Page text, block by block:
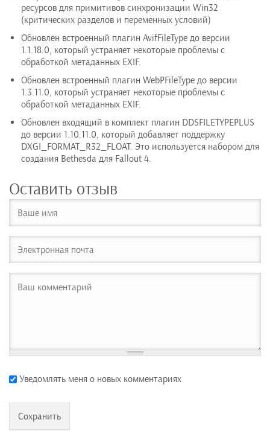
ресурсов для примитивов синхронизации Win32
(критических разделов и переменных условий)
Обновлен встроенный плагин AvifFileType до версии
1.1.18.0, который устраняет некоторые проблемы с
обработкой метаданных EXIF.
Обновлен встроенный плагин WebPFileType до версии
1.3.11.0, который устраняет некоторые проблемы с
обработкой метаданных EXIF.
Обновлен входящий в комплект плагин DDSFILETYPEPLUS
до версии 1.10.11.0, который добавляет поддержку
DXGI_FORMAT_R32_FLOAT. Это используется набором для
создания Bethesda для Fallout 4.
Оставить отзыв
Уведомлять меня о новых комментариях